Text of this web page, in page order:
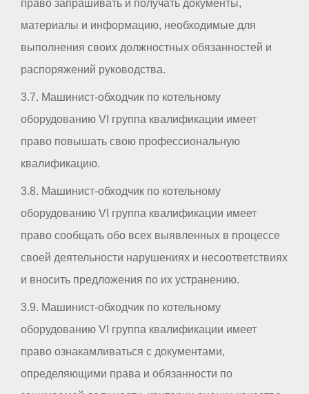
право запрашивать и получать документы,
материалы и информацию, необходимые для
выполнения своих должностных обязанностей и
распоряжений руководства.
3.7. Машинист-обходчик по котельному
оборудованию VI группа квалификации имеет
право повышать свою профессиональную
квалификацию.
3.8. Машинист-обходчик по котельному
оборудованию VI группа квалификации имеет
право сообщать обо всех выявленных в процессе
своей деятельности нарушениях и несоответствиях
и вносить предложения по их устранению.
3.9. Машинист-обходчик по котельному
оборудованию VI группа квалификации имеет
право ознакамливаться с документами,
определяющими права и обязанности по